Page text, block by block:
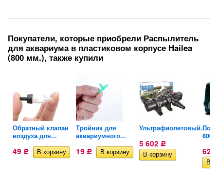
Покупатели, которые приобрели Распылитель
для аквариума в пластиковом корпусе Hailea
(800 мм.), также купили
Обратный клапан
воздуха для...
49 Р
Тройник для
аквариумного...
19 Р
Ультрафиолетовый...
5 602 Р
800
627